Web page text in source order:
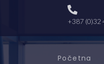
+387 (0)32
Početna